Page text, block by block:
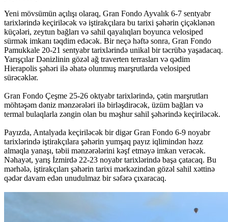
Yeni mövsümün açılışı olaraq, Gran Fondo Ayvalık 6-7 sentyabr
tarixlərində keçiriləcək və iştirakçılara bu tarixi şəhərin çiçəklənən
küçələri, zeytun bağları və sahil qayalıqları boyunca velosiped
sürmək imkanı təqdim edəcək. Bir neçə həftə sonra, Gran Fondo
Pamukkale 20-21 sentyabr tarixlərində unikal bir təcrübə yaşadacaq.
Yarışçılar Dənizlinin gözəl ağ traverten terrasları və qədim
Hierapolis şəhəri ilə əhatə olunmuş marşrutlarda velosiped
sürəcəklər.
Gran Fondo Çeşme 25-26 oktyabr tarixlərində, çətin marşrutları
möhtəşəm dəniz mənzərələri ilə birləşdirəcək, üzüm bağları və
termal bulaqlarla zəngin olan bu məşhur sahil şəhərində keçiriləcək.
Payızda, Antalyada keçiriləcək bir digər Gran Fondo 6-9 noyabr
tarixlərində iştirakçılara şəhərin yumşaq payız iqlimindən həzz
almaqla yanaşı, təbii mənzərələrini kəşf etməyə imkan verəcək.
Nəhayət, yarış İzmirdə 22-23 noyabr tarixlərində başa çatacaq. Bu
mərhələ, iştirakçıları şəhərin tarixi mərkəzindən gözəl sahil xəttinə
qədər davam edən unudulmaz bir səfərə çıxaracaq.